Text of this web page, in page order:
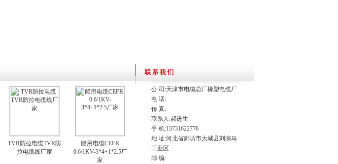
TVR防拉电缆TVR防
拉电缆线厂家
船用电缆CEFR
0.6/1KV-3*4+1*2.5厂
家
公 司:天津市电缆总厂橡塑电缆厂
电 话:
传 真:
联系人:郝进生
手 机:13731622776
地 址:河北省廊坊市大城县刘演马
工业区
邮 编: